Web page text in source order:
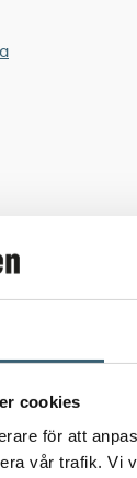
cookies
för att
vår trafik. Vi